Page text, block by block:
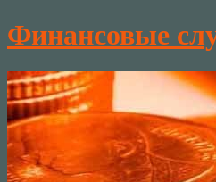
Финансовые